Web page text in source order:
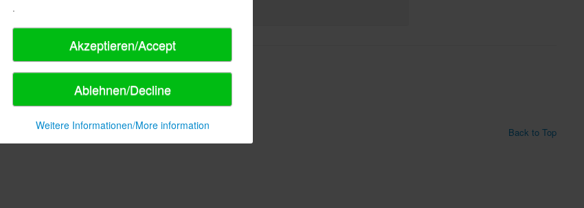
AGB
Back to Top
.
Akzeptieren/Accept
Ablehnen/Decline
Weitere Informationen/More information